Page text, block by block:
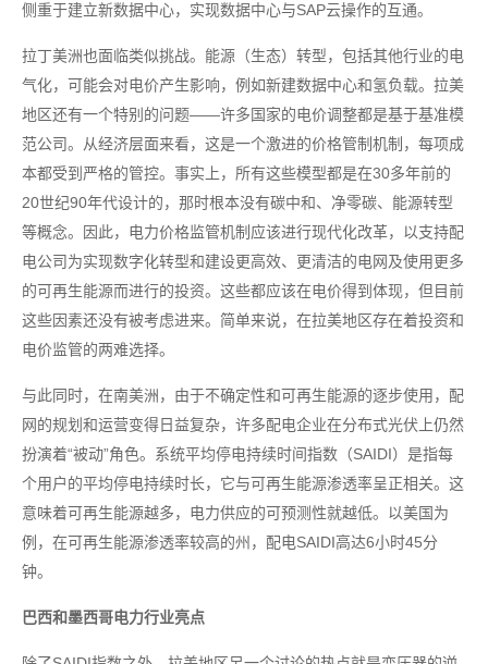
侧重于建立新数据中心，实现数据中心与SAP云操作的互通。
拉丁美洲也面临类似挑战。能源（生态）转型，包括其他行业的电
气化，可能会对电价产生影响，例如新建数据中心和氢负载。拉美
地区还有一个特别的问题——许多国家的电价调整都是基于基准模
范公司。从经济层面来看，这是一个激进的价格管制机制，每项成
本都受到严格的管控。事实上，所有这些模型都是在30多年前的
20世纪90年代设计的，那时根本没有碳中和、净零碳、能源转型
等概念。因此，电力价格监管机制应该进行现代化改革，以支持配
电公司为实现数字化转型和建设更高效、更清洁的电网及使用更多
的可再生能源而进行的投资。这些都应该在电价得到体现，但目前
这些因素还没有被考虑进来。简单来说，在拉美地区存在着投资和
电价监管的两难选择。
与此同时，在南美洲，由于不确定性和可再生能源的逐步使用，配
网的规划和运营变得日益复杂，许多配电企业在分布式光伏上仍然
扮演着“被动”角色。系统平均停电持续时间指数（SAIDI）是指每
个用户的平均停电持续时长，它与可再生能源渗透率呈正相关。这
意味着可再生能源越多，电力供应的可预测性就越低。以美国为
例，在可再生能源渗透率较高的州，配电SAIDI高达6小时45分
钟。
巴西和墨西哥电力行业亮点